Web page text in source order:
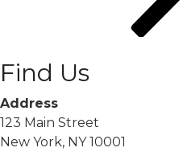
Find Us
Address
123 Main Street
New York, NY 10001